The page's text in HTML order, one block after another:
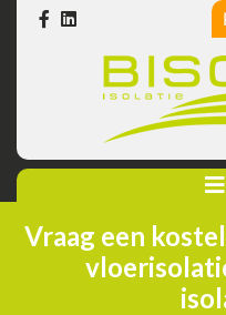
Vraag een